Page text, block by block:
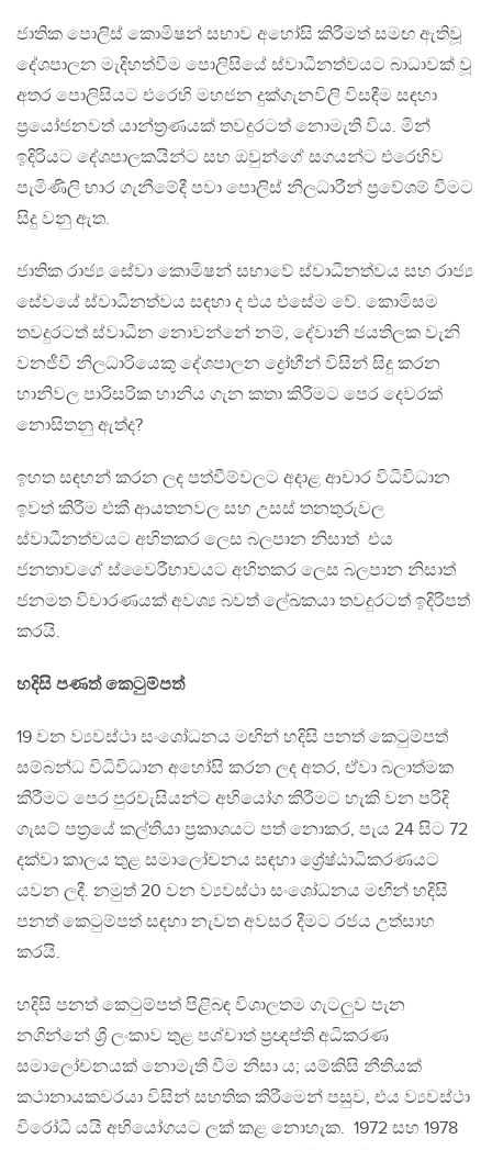
ජාතික පොලිස් කොමිෂන් සභාව අහෝසි කිරීමත් සමඟ ඇතිවූ
දේශපාලන මැදිහත්වීම පොලිසියේ ස්වාධීනත්වයට බාධාවක් වූ
අතර පොලිසියට එරෙහි මහජන දුක්ගැනවිලි විසඳීම සඳහා
ප්‍රයෝජනවත් යාන්ත්‍රණයක් තවදුරටත් නොමැති විය. මින්
ඉදිරියට දේශපාලකයින්ට සහ ඔවුන්ගේ සගයන්ට එරෙහිව
පැමිණිලි භාර ගැනීමේදී පවා පොලිස් නිලධාරීන් ප්‍රවේශම් වීමට
සිදු වනු ඇත.
ජාතික රාජ්‍ය සේවා කොමිෂන් සභාවේ ස්වාධීනත්වය සහ රාජ්‍ය
සේවයේ ස්වාධීනත්වය සඳහා ද එය එසේම වේ. කොමිසම
තවදුරටත් ස්වාධීන නොවන්නේ නම්, දේවානි ජයතිලක වැනි
වනජීවී නිලධාරියෙකු දේශපාලන ද්‍රෝහීන් විසින් සිදු කරන
හානිවල පාරිසරික හානිය ගැන කතා කිරීමට පෙර දෙවරක්
නොසිතනු ඇත්ද?
ඉහත සඳහන් කරන ලද පත්වීම්වලට අදාළ ආචාර විධිවිධාන
ඉවත් කිරීම එකී ආයතනවල සහ උසස් තනතුරුවල
ස්වාධීනත්වයට අහිතකර ලෙස බලපාන නිසාත් එය
ජනතාවගේ ස්වෛරීභාවයට අහිතකර ලෙස බලපාන නිසාත්
ජනමත විචාරණයක් අවශ්‍ය බවත් ලේඛකයා තවදුරටත් ඉදිරිපත්
කරයි.
හදිසි පණත් කෙටුම්පත්
19 වන ව්‍යවස්ථා සංශෝධනය මඟින් හදිසි පනත් කෙටුම්පත්
සම්බන්ධ විධිවිධාන අහෝසි කරන ලද අතර, ඒවා බලාත්මක
කිරීමට පෙර පුරවැසියන්ට අභියෝග කිරීමට හැකි වන පරිදි
ගැසට් පත්‍රයේ කල්තියා ප්‍රකාශයට පත් නොකර, පැය 24 සිට 72
දක්වා කාලය තුළ සමාලෝචනය සඳහා ශ්‍රේෂ්ඨාධිකරණයට
යවන ලදී. නමුත් 20 වන ව්‍යවස්ථා සංශෝධනය මඟින් හදිසි
පනත් කෙටුම්පත් සඳහා නැවත අවසර දීමට රජය උත්සාහ
කරයි.
හදිසි පනත් කෙටුම්පත් පිළිබඳ විශාලතම ගැටලුව පැන
නගින්නේ ශ්‍රී ලංකාව තුළ පශ්චාත් ප්‍රඥප්ති අධිකරණ
සමාලෝචනයක් නොමැති වීම නිසා ය; යම්කිසි නීතියක්
කථානායකවරයා විසින් සහතික කිරීමෙන් පසුව, එය ව්‍යවස්ථා
විරෝධී යයි අභියෝගයට ලක් කළ නොහැක. 1972 සහ 1978